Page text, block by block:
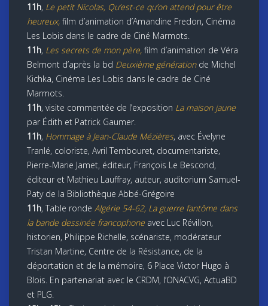
11h, Le petit Nicolas, Qu’est-ce qu’on attend pour être
heureux, film d’animation d’Amandine Fredon, Cinéma
Les Lobis dans le cadre de Ciné Marmots.
11h, Les secrets de mon père, film d’animation de Véra
Belmont d’après la bd Deuxième générationde Michel
Kichka, Cinéma Les Lobis dans le cadre de Ciné
Marmots.
11h, visite commentée de l’exposition La maison jaune
par Édith et Patrick Gaumer.
11h, Hommage à Jean-Claude Mézières, avec Évelyne
Tranlé, coloriste, Avril Tembouret, documentariste,
Pierre-Marie Jamet, éditeur, François Le Bescond,
éditeur et Mathieu Lauffray, auteur, auditorium Samuel-
Paty de la Bibliothèque Abbé-Grégoire
11h, Table ronde Algérie 54-62, La guerre fantôme dans
la bande dessinée francophone avec Luc Révillon,
historien, Philippe Richelle, scénariste, modérateur
Tristan Martine, Centre de la Résistance, de la
déportation et de la mémoire, 6 Place Victor Hugo à
Blois. En partenariat avec le CRDM, l’ONACVG, ActuaBD
et PLG.